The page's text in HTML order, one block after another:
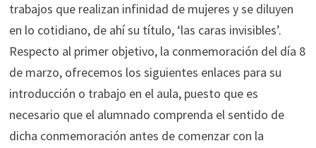
trabajos que realizan infinidad de mujeres y se diluyen
en lo cotidiano, de ahí su título, ‘las caras invisibles’.
Respecto al primer objetivo, la conmemoración del día 8
de marzo, ofrecemos los siguientes enlaces para su
introducción o trabajo en el aula, puesto que es
necesario que el alumnado comprenda el sentido de
dicha conmemoración antes de comenzar con la